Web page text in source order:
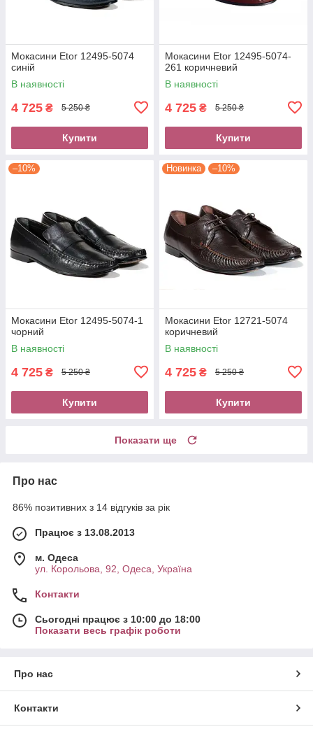
Мокасини Etor 12495-5074
синій
В наявності
4 725 ₴ 5 250 ₴
Купити
Мокасини Etor 12495-5074-
261 коричневий
В наявності
4 725 ₴ 5 250 ₴
Купити
–10%
Мокасини Etor 12495-5074-1
чорний
В наявності
4 725 ₴ 5 250 ₴
Купити
Новинка –10%
Мокасини Etor 12721-5074
коричневий
В наявності
4 725 ₴ 5 250 ₴
Купити
Показати ще
Про нас
86% позитивних з 14 відгуків за рік
Працює з 13.08.2013
м. Одеса
ул. Корольова, 92, Одеса, Україна
Контакти
Сьогодні працює з 10:00 до 18:00
Показати весь графік роботи
Про нас
Контакти